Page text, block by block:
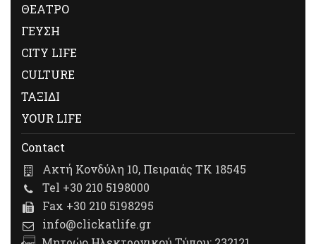
ΘΕΑΤΡΟ
ΓΕΥΣΗ
CITY LIFE
CULTURE
ΤΑΞΙΔΙ
YOUR LIFE
Contact
Ακτή Κονδύλη 10, Πειραιάς ΤΚ 18545
Tel +30 210 5198000
Fax +30 210 5198295
info@clickatlife.gr